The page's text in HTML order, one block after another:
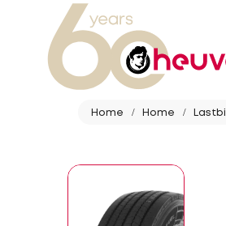
Home Home Lastbil